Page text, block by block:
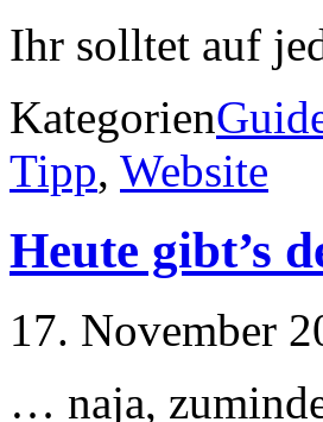
Ihr solltet auf
Kategorien
Tipp, Website
Heute gibt’s
17. November
… naja,